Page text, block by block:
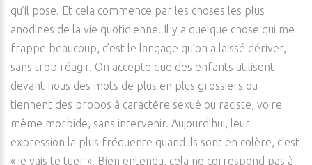
qu’il pose. Et cela commence par les choses les plus
anodines de la vie quotidienne. Il y a quelque chose qui me
frappe beaucoup, c’est le langage qu’on a laissé dériver,
sans trop réagir. On accepte que des enfants utilisent
devant nous des mots de plus en plus grossiers ou
tiennent des propos à caractère sexué ou raciste, voire
même morbide, sans intervenir. Aujourd’hui, leur
expression la plus fréquente quand ils sont en colère, c’est
« je vais te tuer ». Bien entendu, cela ne correspond pas à